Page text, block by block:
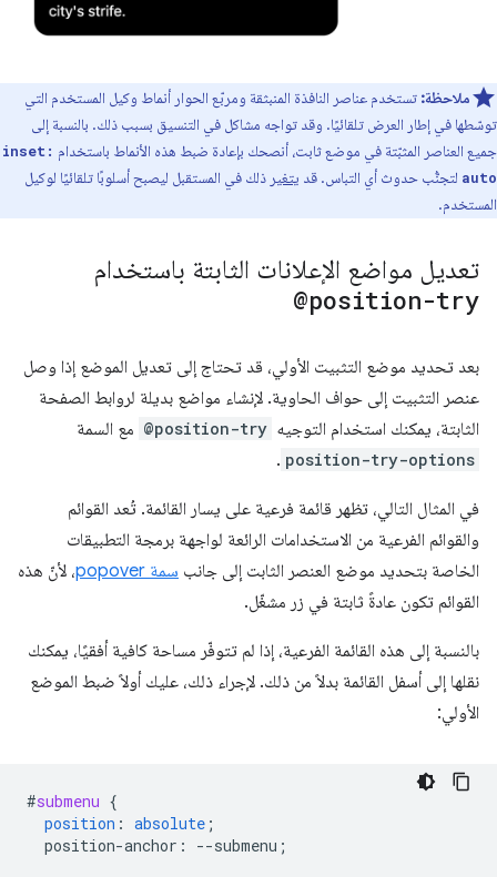
ملاحظة: تستخدم عناصر النافذة المنبثقة ومربّع الحوار أنماط وكيل المستخدم التي
توسّطها في إطار العرض تلقائيًا. وقد تواجه مشاكل في التنسيق بسبب ذلك. بالنسبة إلى
جميع العناصر المثبّتة في موضع ثابت، أنصحك بإعادة ضبط هذه الأنماط باستخدام inset:
auto لتجنُّب حدوث أي التباس. قد يتغير ذلك في المستقبل ليصبح أسلوبًا تلقائيًا لوكيل
المستخدم.
تعديل مواضع الإعلانات الثابتة باستخدام
@position-try
بعد تحديد موضع التثبيت الأولي، قد تحتاج إلى تعديل الموضع إذا وصل
عنصر التثبيت إلى حواف الحاوية. لإنشاء مواضع بديلة لروابط الصفحة
الثابتة، يمكنك استخدام التوجيه @position-try مع السمة
position-try-options
.
في المثال التالي، تظهر قائمة فرعية على يسار القائمة. تُعد القوائم
والقوائم الفرعية من الاستخدامات الرائعة لواجهة برمجة التطبيقات
الخاصة بتحديد موضع العنصر الثابت إلى جانب سمة popover
، لأنّ هذه
القوائم تكون عادةً ثابتة في زر مشغّل.
بالنسبة إلى هذه القائمة الفرعية، إذا لم تتوفّر مساحة كافية أفقيًا، يمكنك
نقلها إلى أسفل القائمة بدلاً من ذلك. لإجراء ذلك، عليك أولاً ضبط الموضع
الأولي:
#submenu {
position : absolute ;
position-anchor : --submenu ;